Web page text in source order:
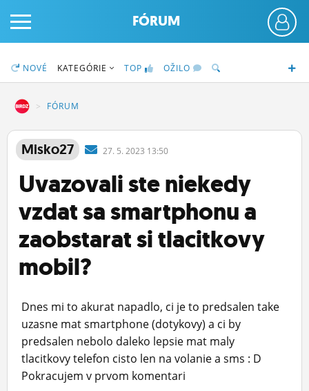
PRIHLÁS SA
ČINŽIAK
FÓRUM
STATUSY
BLOGY
ĽUDIA
MÔJ PROFIL
NASTAVENIA
FÓRUM
NOVÉ KATEGÓRIE TOP OŽILO
FÓRUM
Misko27 27. 5. 2023 13:50
Uvazovali ste niekedy
vzdat sa smartphonu a
zaobstarat si tlacitkovy
mobil?
Dnes mi to akurat napadlo, ci je to predsalen take
uzasne mat smartphone (dotykovy) a ci by
predsalen nebolo daleko lepsie mat maly
tlacitkovy telefon cisto len na volanie a sms : D
Pokracujem v prvom komentari